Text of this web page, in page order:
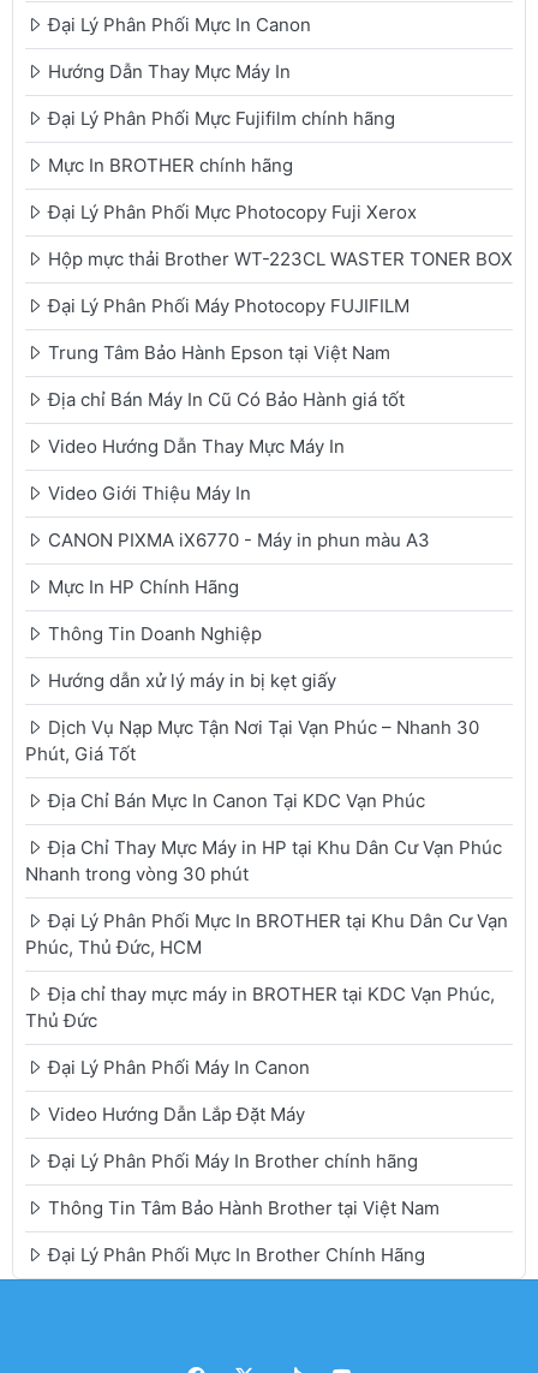
Đại Lý Phân Phối Mực In Canon
Hướng Dẫn Thay Mực Máy In
Đại Lý Phân Phối Mực Fujifilm chính hãng
Mực In BROTHER chính hãng
Đại Lý Phân Phối Mực Photocopy Fuji Xerox
Hộp mực thải Brother WT-223CL WASTER TONER BOX
Đại Lý Phân Phối Máy Photocopy FUJIFILM
Trung Tâm Bảo Hành Epson tại Việt Nam
Địa chỉ Bán Máy In Cũ Có Bảo Hành giá tốt
Video Hướng Dẫn Thay Mực Máy In
Video Giới Thiệu Máy In
CANON PIXMA iX6770 - Máy in phun màu A3
Mực In HP Chính Hãng
Thông Tin Doanh Nghiệp
Hướng dẫn xử lý máy in bị kẹt giấy
Dịch Vụ Nạp Mực Tận Nơi Tại Vạn Phúc – Nhanh 30
Phút, Giá Tốt
Địa Chỉ Bán Mực In Canon Tại KDC Vạn Phúc
Địa Chỉ Thay Mực Máy in HP tại Khu Dân Cư Vạn Phúc
Nhanh trong vòng 30 phút
Đại Lý Phân Phối Mực In BROTHER tại Khu Dân Cư Vạn
Phúc, Thủ Đức, HCM
Địa chỉ thay mực máy in BROTHER tại KDC Vạn Phúc,
Thủ Đức
Đại Lý Phân Phối Máy In Canon
Video Hướng Dẫn Lắp Đặt Máy
Đại Lý Phân Phối Máy In Brother chính hãng
Thông Tin Tâm Bảo Hành Brother tại Việt Nam
Đại Lý Phân Phối Mực In Brother Chính Hãng